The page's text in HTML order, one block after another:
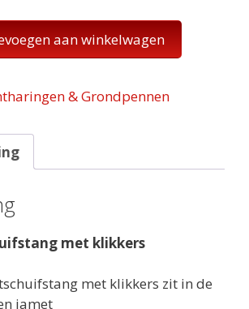
aan winkelwagen
& Grondpennen
met klikkers
met klikkers zit in de
jamet